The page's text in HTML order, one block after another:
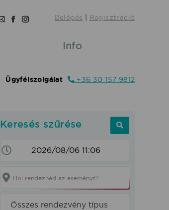
Belépés | Regisztráció
Info
Ügyfélszolgálat +36 30 157 9812
Keresés szűrése
Hol rendeznéd az eseményt?
Összes rendezvény típus